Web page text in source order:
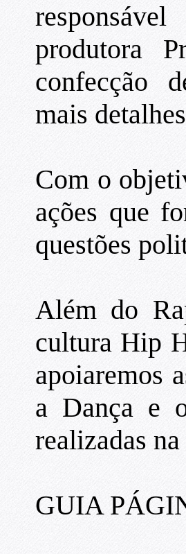
produtora
confecção
mais
Com o
ações que
questões
Além do
cultura Hip
apoiaremos
a Dança e
realizadas
GUIA